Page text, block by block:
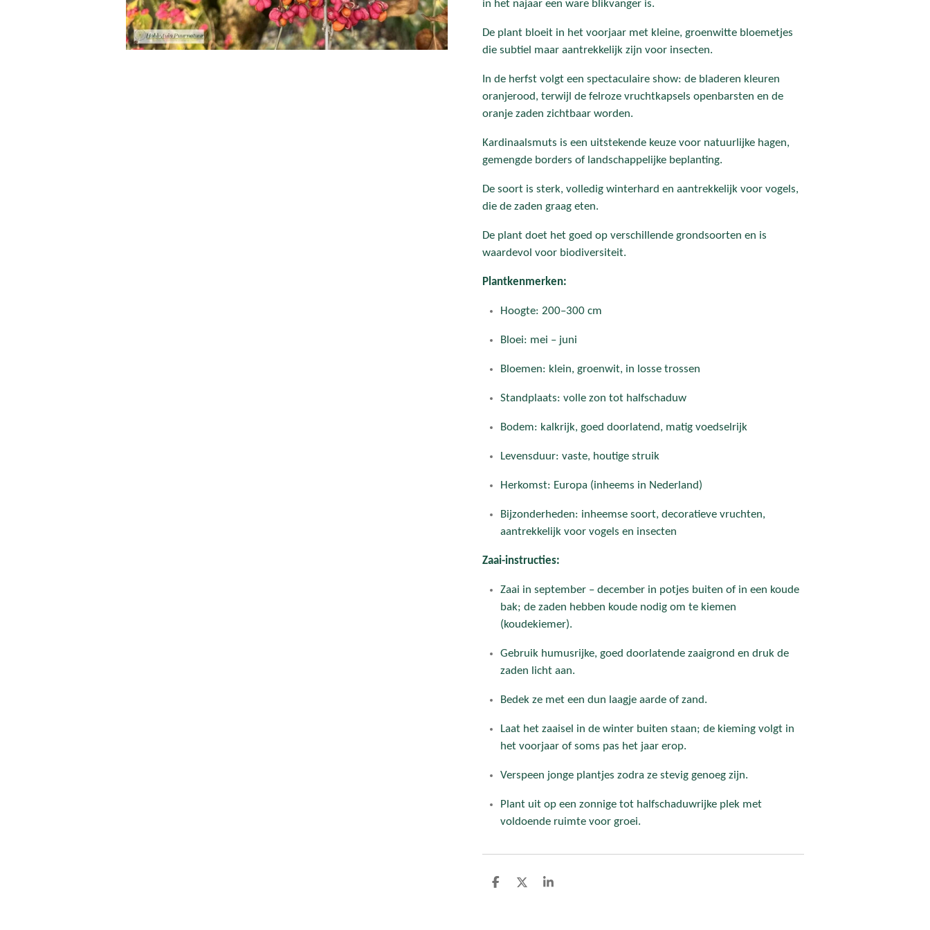
in het najaar een ware blikvanger is.
De plant bloeit in het voorjaar met kleine, groenwitte bloemetjes
die subtiel maar aantrekkelijk zijn voor insecten.
In de herfst volgt een spectaculaire show: de bladeren kleuren
oranjerood, terwijl de felroze vruchtkapsels openbarsten en de
oranje zaden zichtbaar worden.
Kardinaalsmuts is een uitstekende keuze voor natuurlijke hagen,
gemengde borders of landschappelijke beplanting.
De soort is sterk, volledig winterhard en aantrekkelijk voor vogels,
die de zaden graag eten.
De plant doet het goed op verschillende grondsoorten en is
waardevol voor biodiversiteit.
Plantkenmerken:
Hoogte: 200–300 cm
Bloei: mei – juni
Bloemen: klein, groenwit, in losse trossen
Standplaats: volle zon tot halfschaduw
Bodem: kalkrijk, goed doorlatend, matig voedselrijk
Levensduur: vaste, houtige struik
Herkomst: Europa (inheems in Nederland)
Bijzonderheden: inheemse soort, decoratieve vruchten,
aantrekkelijk voor vogels en insecten
Zaai-instructies:
Zaai in september – december in potjes buiten of in een koude
bak; de zaden hebben koude nodig om te kiemen
(koudekiemer).
Gebruik humusrijke, goed doorlatende zaaigrond en druk de
zaden licht aan.
Bedek ze met een dun laagje aarde of zand.
Laat het zaaisel in de winter buiten staan; de kieming volgt in
het voorjaar of soms pas het jaar erop.
Verspeen jonge plantjes zodra ze stevig genoeg zijn.
Plant uit op een zonnige tot halfschaduwrijke plek met
voldoende ruimte voor groei.
D
D
S